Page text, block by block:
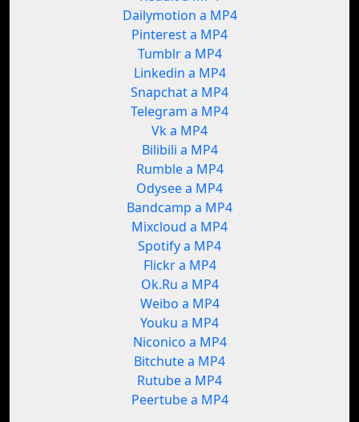
Dailymotion a MP4
Pinterest a MP4
Tumblr a MP4
Linkedin a MP4
Snapchat a MP4
Telegram a MP4
Vk a MP4
Bilibili a MP4
Rumble a MP4
Odysee a MP4
Bandcamp a MP4
Mixcloud a MP4
Spotify a MP4
Flickr a MP4
Ok.Ru a MP4
Weibo a MP4
Youku a MP4
Niconico a MP4
Bitchute a MP4
Rutube a MP4
Peertube a MP4